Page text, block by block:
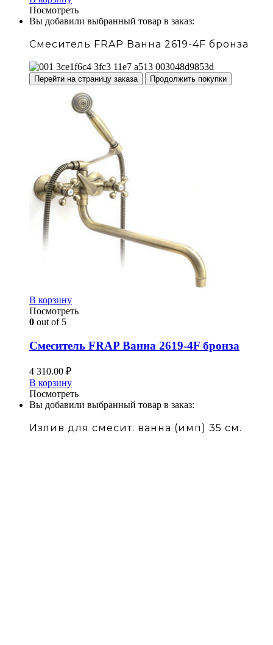
Посмотреть
Вы добавили выбранный товар в заказ:
Смеситель FRAP Ванна 2619-4F бронза
Перейти на страницу заказа Продолжить покупки
В корзину
Посмотреть
0 out of 5
Смеситель FRAP Ванна 2619-4F бронза
4 310.00 ₽
В корзину
Посмотреть
Вы добавили выбранный товар в заказ:
Излив для смесит. ванна (имп) 35 см.